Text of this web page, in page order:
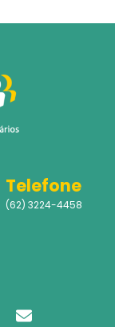
Telefone
(62) 3224-4458